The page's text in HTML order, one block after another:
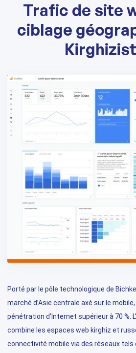
Trafic de site
ciblage
Porté par le pôle technologique de
marché d’Asie centrale axé sur le
pénétration d’Internet supérieur à 70 %.
combine les espaces web kirghiz et
connectivité mobile via des réseaux tels